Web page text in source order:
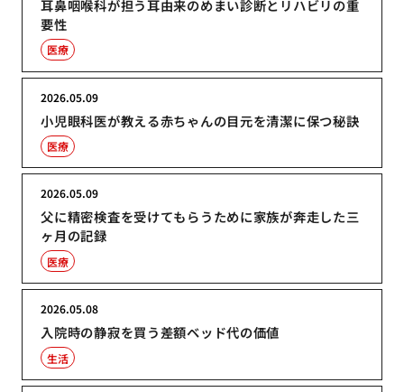
耳鼻咽喉科が担う耳由来のめまい診断とリハビリの重
要性
医療
小児眼科医が教える赤ちゃんの目元を清潔に保つ秘訣
2026.05.09
医療
父に精密検査を受けてもらうために家族が奔走した三
ヶ月の記録
2026.05.09
医療
入院時の静寂を買う差額ベッド代の価値
2026.05.08
生活